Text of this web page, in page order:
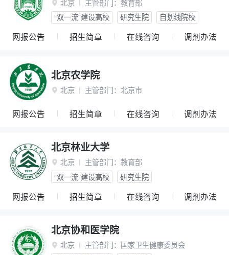
 北京 主管部门： 教育部
“双一流”建设高校
研究生院 自划线院校
网报公告 招生简章 在线咨询 调剂办法
北京农学院
 北京 主管部门： 北京市
网报公告 招生简章 在线咨询 调剂办法
北京林业大学
 北京 主管部门： 教育部
“双一流”建设高校
研究生院
网报公告 招生简章 在线咨询 调剂办法
北京协和医学院
 北京 主管部门： 国家卫生健康委员会